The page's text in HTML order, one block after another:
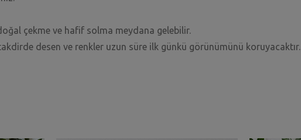
çekme ve hafif solma meydana gelebilir.
desen ve renkler uzun süre ilk günkü görünümünü koruyacaktır.